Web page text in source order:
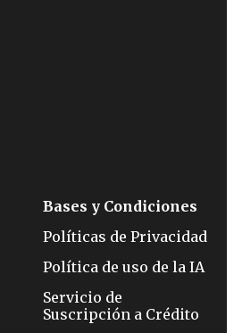
Bases y Condiciones
Políticas de Privacidad
Política de uso de la IA
Servicio de
Suscripción a Crédito